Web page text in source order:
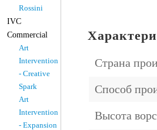
Rossini
IVC
Commercial
Art
Intervention
- Creative
Spark
Art
Intervention
- Expansion
Страна
Способ
Высота